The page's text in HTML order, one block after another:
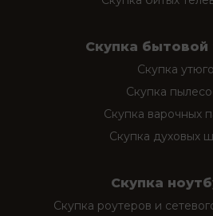
Скупка бытовой
Скупка
Скупка
Скупка варочных
Скупка духовых
Скупка
Скупка роутеров и